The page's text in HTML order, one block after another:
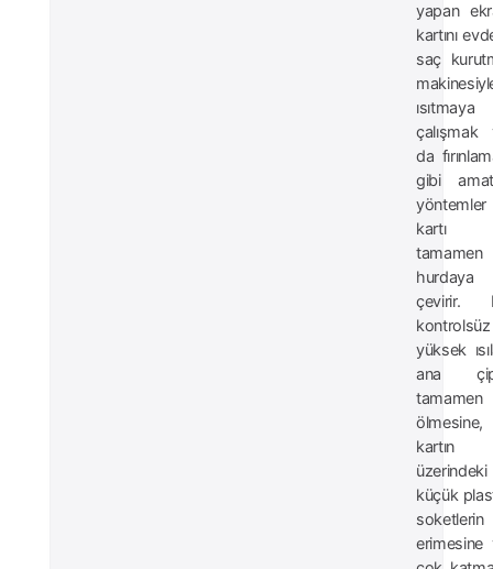
yapan
kartını
saç
ısıtmaya
çalışmak
da
gibi
yöntemler
kartı
tamamen
hurdaya
çevirir.
kontrolsüz
yüksek
ana
tamamen
ölmesine,
kartın
üzerindeki
küçük
soketlerin
erimesine